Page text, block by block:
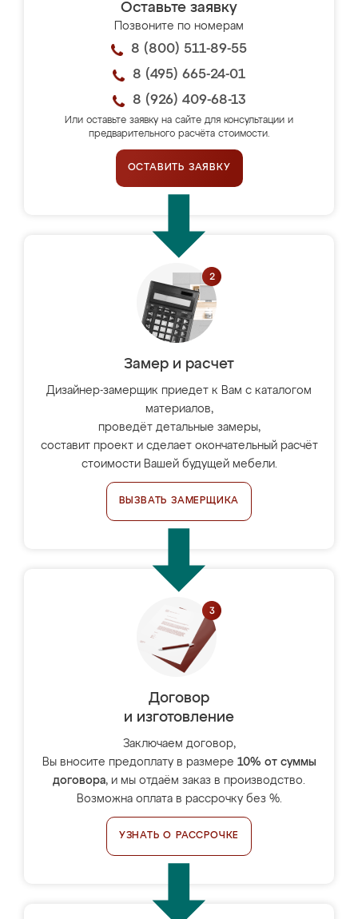
Оставьте заявку
Позвоните по номерам
8 (800) 511-89-55
8 (495) 665-24-01
8 (926) 409-68-13
Или оставьте заявку на сайте для консультации и
предварительного расчёта стоимости.
ОСТАВИТЬ ЗАЯВКУ
Замер и расчет
Дизайнер-замерщик приедет к Вам с каталогом
материалов,
проведёт детальные замеры,
составит проект и сделает окончательный расчёт
стоимости Вашей будущей мебели.
ВЫЗВАТЬ ЗАМЕРЩИКА
Договор
и изготовление
Заключаем договор,
Вы вносите предоплату в размере 10% от суммы
договора, и мы отдаём заказ в производство.
Возможна оплата в рассрочку без %.
УЗНАТЬ О РАССРОЧКЕ